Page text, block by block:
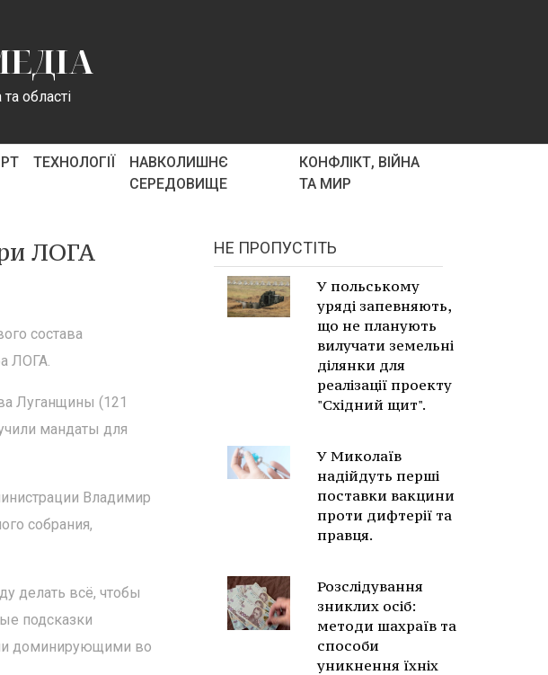
області
ТЕХНОЛОГІЇ
НАВКОЛИШНЄ
СЕРЕДОВИЩЕ
КОНФЛІКТ, ВІЙНА
ТА МИР
ЛОГА
состава
ЛОГА.
Луганщины (121
мандаты для
Владимир
собрания,
делать всё, чтобы
подсказки
доминирующими во
НЕ ПРОПУСТІТЬ
У польському
уряді запевняють,
що не планують
вилучати земельні
ділянки для
реалізації проекту
"Східний щит".
У Миколаїв
надійдуть перші
поставки вакцини
проти дифтерії та
правця.
Розслідування
зниклих осіб:
методи шахраїв та
способи
уникнення їхніх